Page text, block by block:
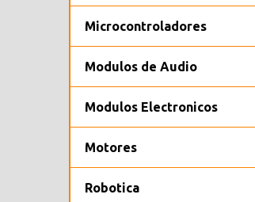
Microcontroladores
Modulos de Audio
Modulos Electronicos
Motores
Robotica